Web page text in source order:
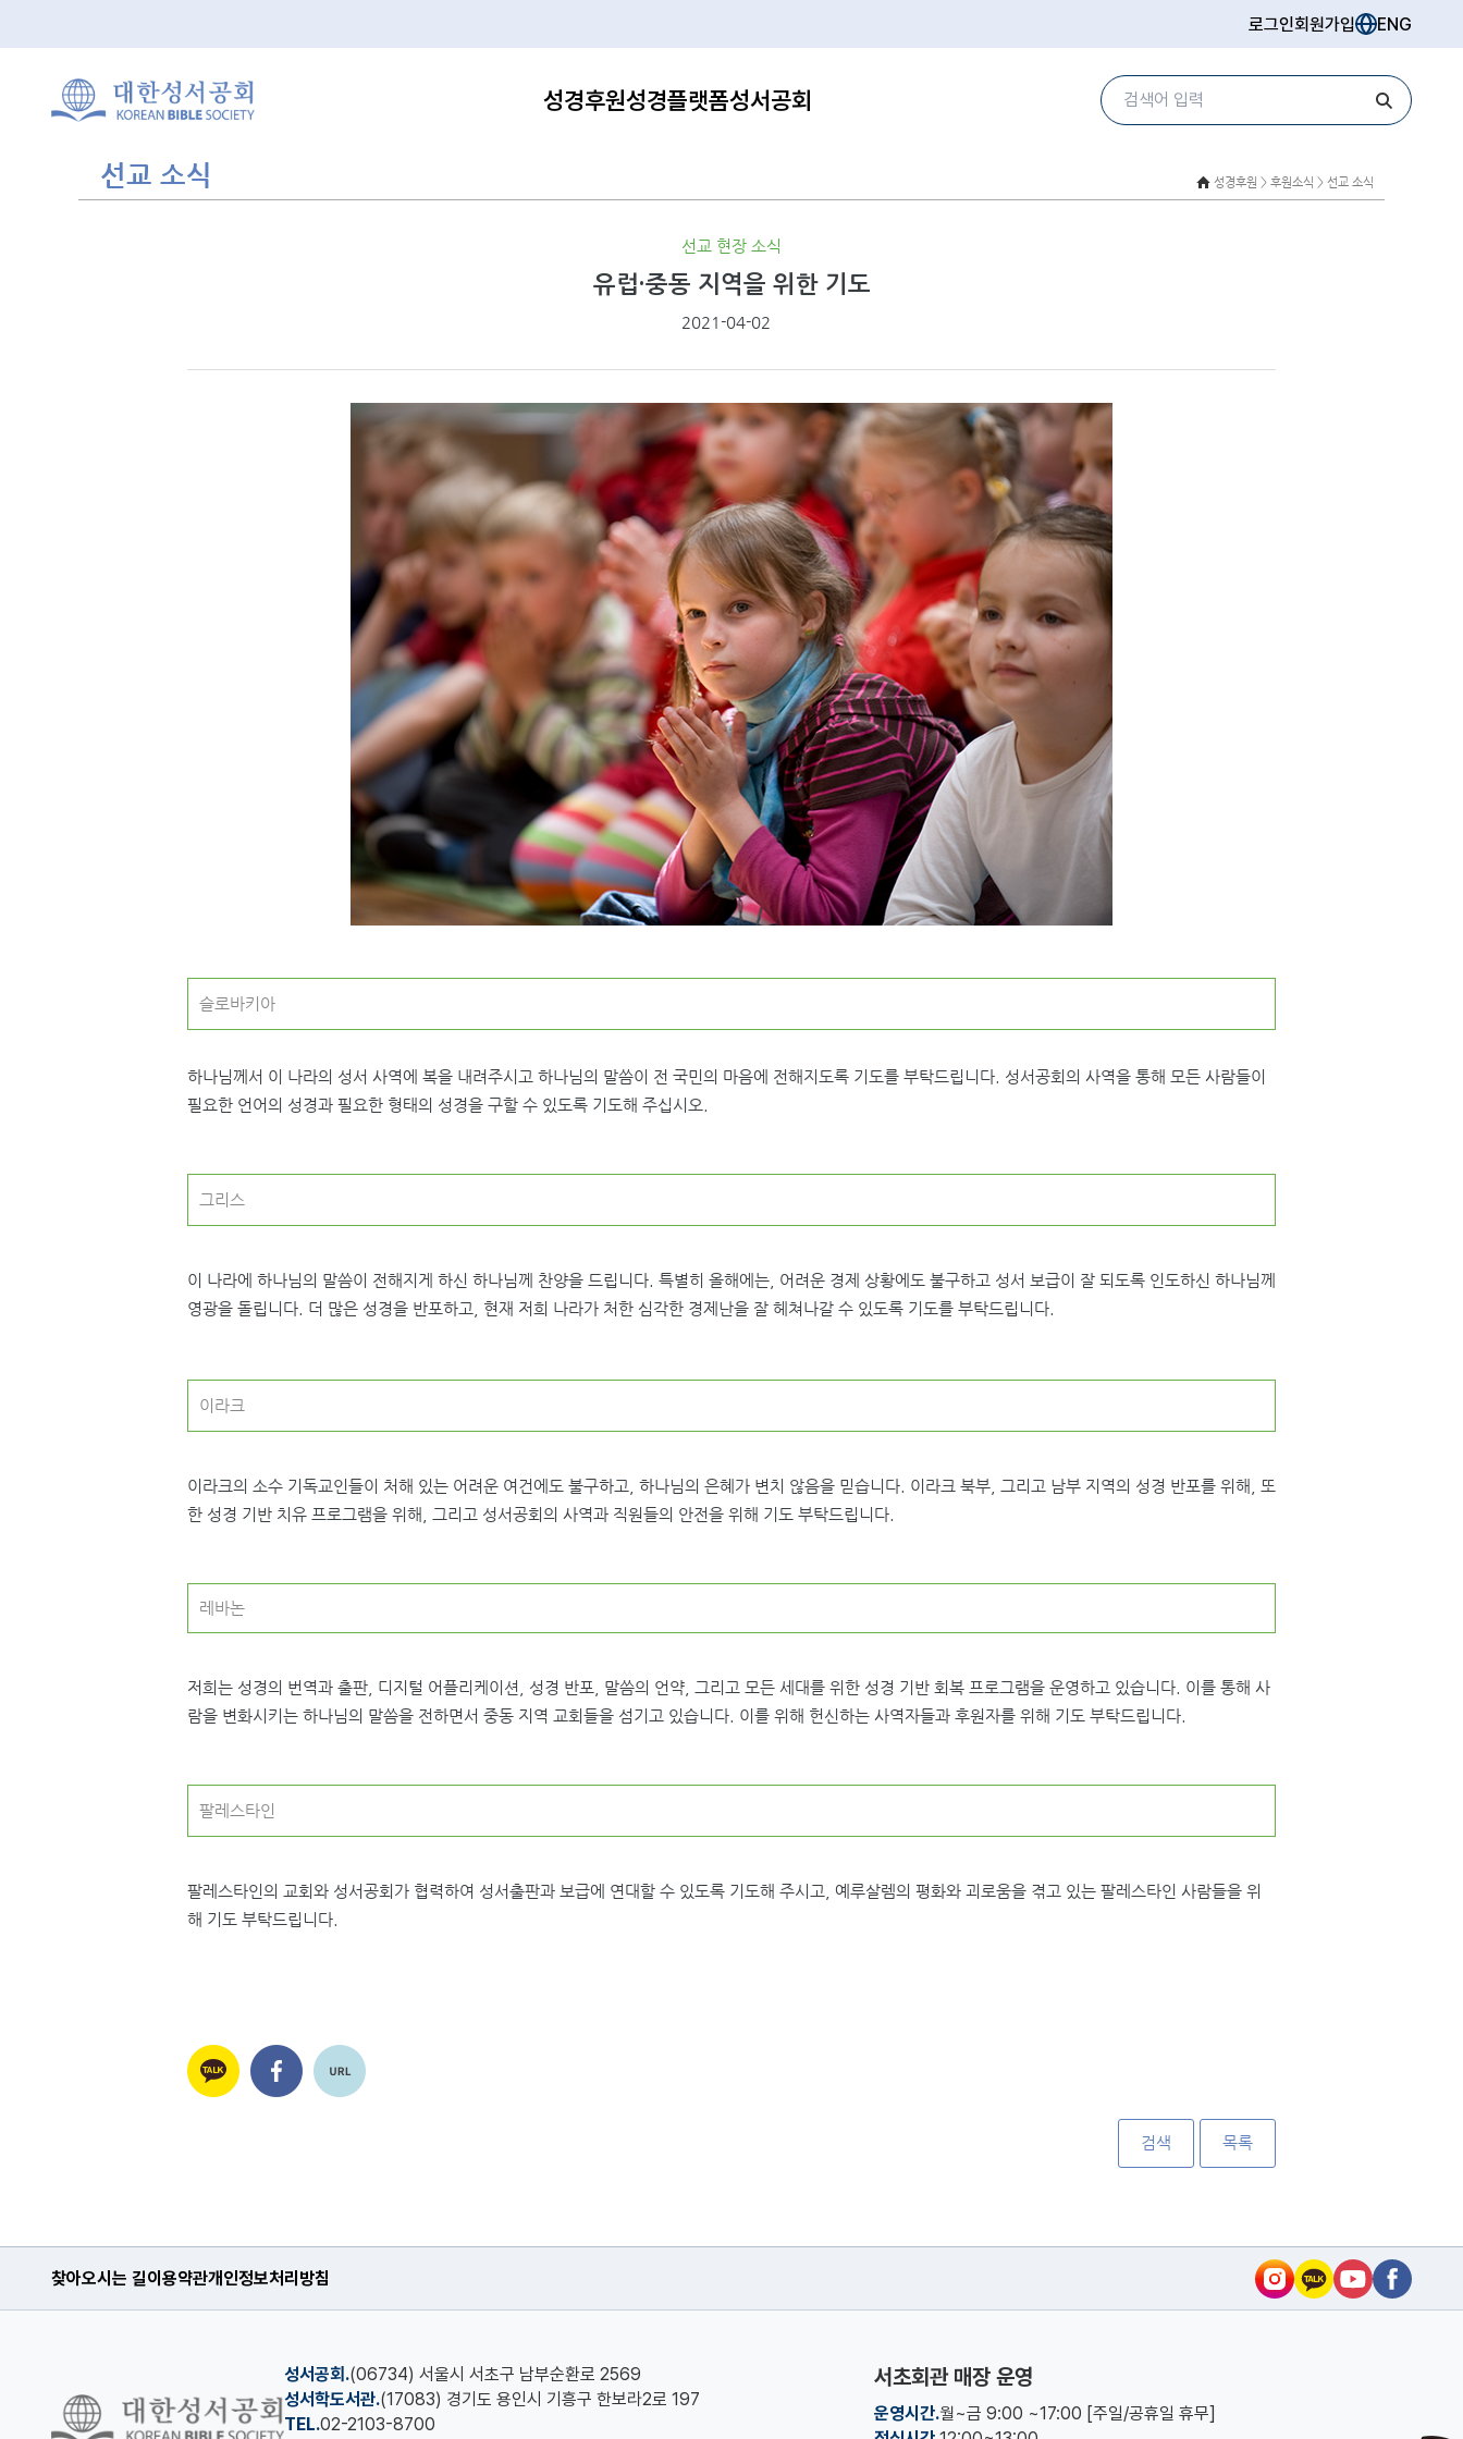
로그인회원가입 ENG
성경후원성경플랫폼성서공회
선교 소식 성경후원 > 후원소식 > 선교 소식
선교 현장 소식
유럽·중동 지역을 위한 기도
2021-04-02
슬로바키아
하나님께서 이 나라의 성서 사역에 복을 내려주시고 하나님의 말씀이 전 국민의 마음에 전해지도록 기도를 부탁드립니다. 성서공회의 사역을 통해 모든 사람들이
필요한 언어의 성경과 필요한 형태의 성경을 구할 수 있도록 기도해 주십시오.
그리스
이 나라에 하나님의 말씀이 전해지게 하신 하나님께 찬양을 드립니다. 특별히 올해에는, 어려운 경제 상황에도 불구하고 성서 보급이 잘 되도록 인도하신 하나님께
영광을 돌립니다. 더 많은 성경을 반포하고, 현재 저희 나라가 처한 심각한 경제난을 잘 헤쳐나갈 수 있도록 기도를 부탁드립니다.
이라크
이라크의 소수 기독교인들이 처해 있는 어려운 여건에도 불구하고, 하나님의 은혜가 변치 않음을 믿습니다. 이라크 북부, 그리고 남부 지역의 성경 반포를 위해, 또
한 성경 기반 치유 프로그램을 위해, 그리고 성서공회의 사역과 직원들의 안전을 위해 기도 부탁드립니다.
레바논
저희는 성경의 번역과 출판, 디지털 어플리케이션, 성경 반포, 말씀의 언약, 그리고 모든 세대를 위한 성경 기반 회복 프로그램을 운영하고 있습니다. 이를 통해 사
람을 변화시키는 하나님의 말씀을 전하면서 중동 지역 교회들을 섬기고 있습니다. 이를 위해 헌신하는 사역자들과 후원자를 위해 기도 부탁드립니다.
팔레스타인
팔레스타인의 교회와 성서공회가 협력하여 성서출판과 보급에 연대할 수 있도록 기도해 주시고, 예루살렘의 평화와 괴로움을 겪고 있는 팔레스타인 사람들을 위
해 기도 부탁드립니다.
검색 목록
찾아오시는 길이용약관개인정보처리방침
성서공회.(06734) 서울시 서초구 남부순환로 2569
성서학도서관.(17083) 경기도 용인시 기흥구 한보라2로 197
TEL.02-2103-8700
서초회관 매장 운영
운영시간.월~금 9:00 ~17:00 [주일/공휴일 휴무]